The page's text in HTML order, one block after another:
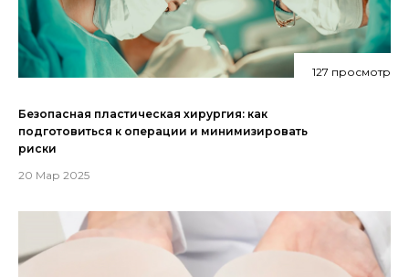
127 просмотр
Безопасная пластическая хирургия: как
подготовиться к операции и минимизировать
риски
20 Мар 2025